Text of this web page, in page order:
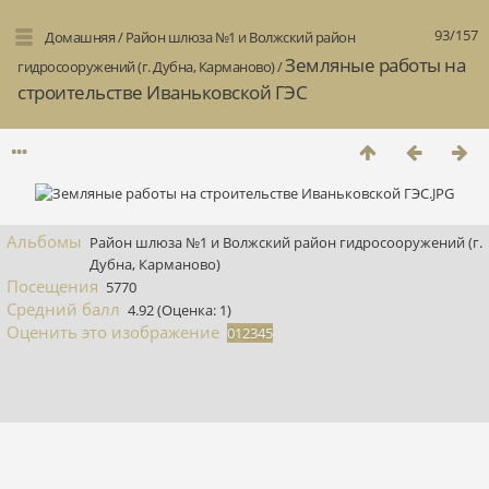
93/157
Домашняя/Район шлюза №1 и Волжский район
гидросооружений (г. Дубна, Карманово)/Земляные работы на
строительстве Иваньковской ГЭС
Альбомы Район шлюза №1 и Волжский район гидросооружений (г.
Дубна, Карманово)
Посещения 5770
Средний балл 4.92(Оценка: 1)
Оценить это изображение